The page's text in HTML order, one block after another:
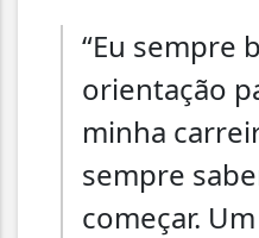
“Eu sempre
orientação
minha
sempre
começar.